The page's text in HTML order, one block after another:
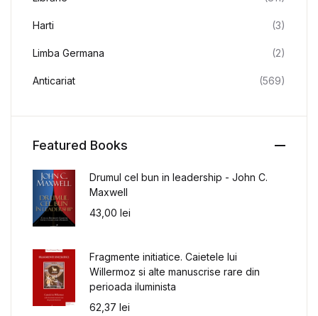
Harti (3)
Limba Germana (2)
Anticariat (569)
Featured Books
Drumul cel bun in leadership - John C.
Maxwell
43,00 lei
Fragmente initiatice. Caietele lui
Willermoz si alte manuscrise rare din
perioada iluminista
62,37 lei